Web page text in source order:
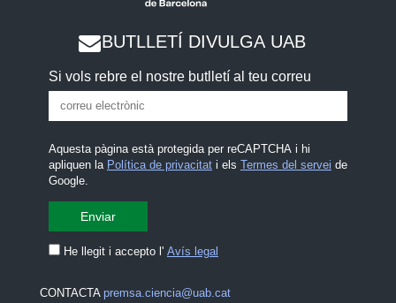
BUTLLETÍ DIVULGA UAB
Si vols rebre el nostre butlletí al teu correu
Aquesta pàgina està protegida per reCAPTCHA i hi
apliquen la Política de privacitati els Termes del servei de
Google.
He llegit i accepto l' Avís legal
CONTACTA premsa.ciencia@uab.cat